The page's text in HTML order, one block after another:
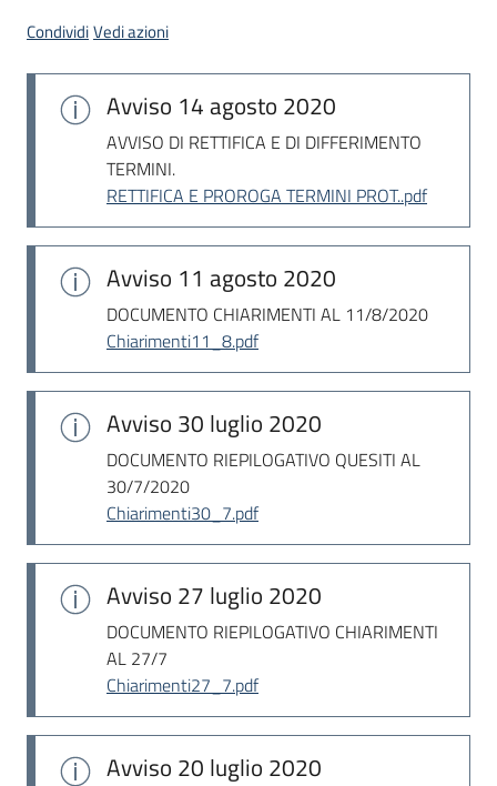
CondividiVedi azioni
Avviso 14 agosto 2020
AVVISO DI RETTIFICA E DI DIFFERIMENTO
TERMINI.
RETTIFICA E PROROGA TERMINI PROT..pdf
Avviso 11 agosto 2020
DOCUMENTO CHIARIMENTI AL 11/8/2020
Chiarimenti11_8.pdf
Avviso 30 luglio 2020
DOCUMENTO RIEPILOGATIVO QUESITI AL
30/7/2020
Chiarimenti30_7.pdf
Avviso 27 luglio 2020
DOCUMENTO RIEPILOGATIVO CHIARIMENTI
AL 27/7
Chiarimenti27_7.pdf
Avviso 20 luglio 2020